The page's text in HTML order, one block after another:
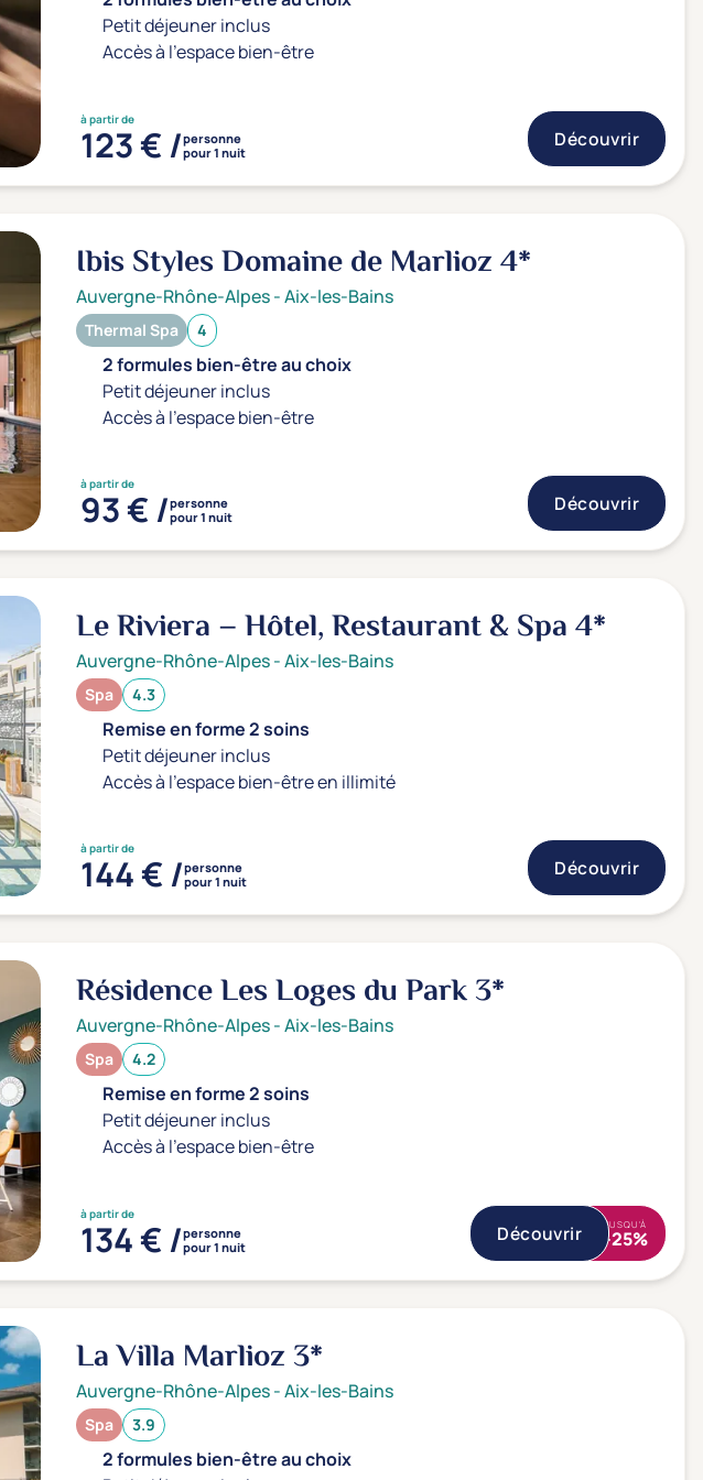
Petit déjeuner inclus
Accès à l'espace bien-être
à partir de
123 € /personne
pour 1 nuit
Découvrir
Ibis Styles Domaine de Marlioz4*
Auvergne-Rhône-Alpes-Aix-les-Bains
Thermal Spa 4
2 formules bien-être au choix
Petit déjeuner inclus
Accès à l'espace bien-être
à partir de
93 € /personne
pour 1 nuit
Découvrir
Le Riviera – Hôtel, Restaurant & Spa4*
Auvergne-Rhône-Alpes-Aix-les-Bains
Spa 4.3
Remise en forme 2 soins
Petit déjeuner inclus
Accès à l'espace bien-être en illimité
à partir de
144 € /personne
pour 1 nuit
Découvrir
Résidence Les Loges du Park3*
Auvergne-Rhône-Alpes-Aix-les-Bains
Spa 4.2
Remise en forme 2 soins
Petit déjeuner inclus
Accès à l'espace bien-être
à partir de
134 € /personne
pour 1 nuit
Découvrir JUSQU'À
-25%
La Villa Marlioz 3*
Auvergne-Rhône-Alpes-Aix-les-Bains
Spa 3.9
2 formules bien-être au choix